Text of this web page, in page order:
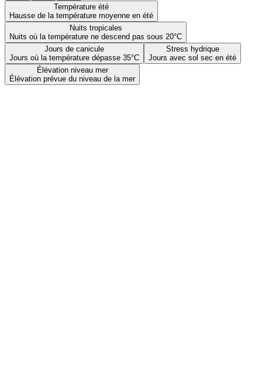
Température été
Hausse de la température moyenne en été
Nuits tropicales
Nuits où la température ne descend pas sous 20°C
Jours de canicule
Jours où la température dépasse 35°C
Stress hydrique
Jours avec sol sec en été
Élévation niveau mer
Élévation prévue du niveau de la mer